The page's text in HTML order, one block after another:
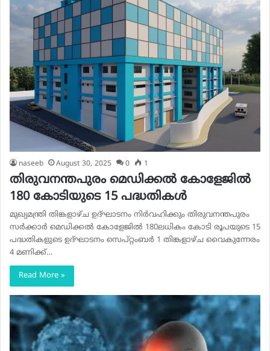
naseeb August 30, 2025 0 1
തിരുവനന്തപുരം മെഡിക്കല്‍ കോളേജില്‍
180 കോടിയുടെ 15 പദ്ധതികള്‍
മുഖ്യമന്ത്രി തിങ്കളാഴ്ച ഉദ്ഘാടനം നിര്‍വഹിക്കും തിരുവനന്തപുരം
സര്‍ക്കാര്‍ മെഡിക്കല്‍ കോളേജില്‍ 180ലധികം കോടി രൂപയുടെ 15
പദ്ധതികളുടെ ഉദ്ഘാടനം സെപ്റ്റംബര്‍ 1 തിങ്കളാഴ്ച വൈകുന്നേരം
4 മണിക്ക്…
Read More »